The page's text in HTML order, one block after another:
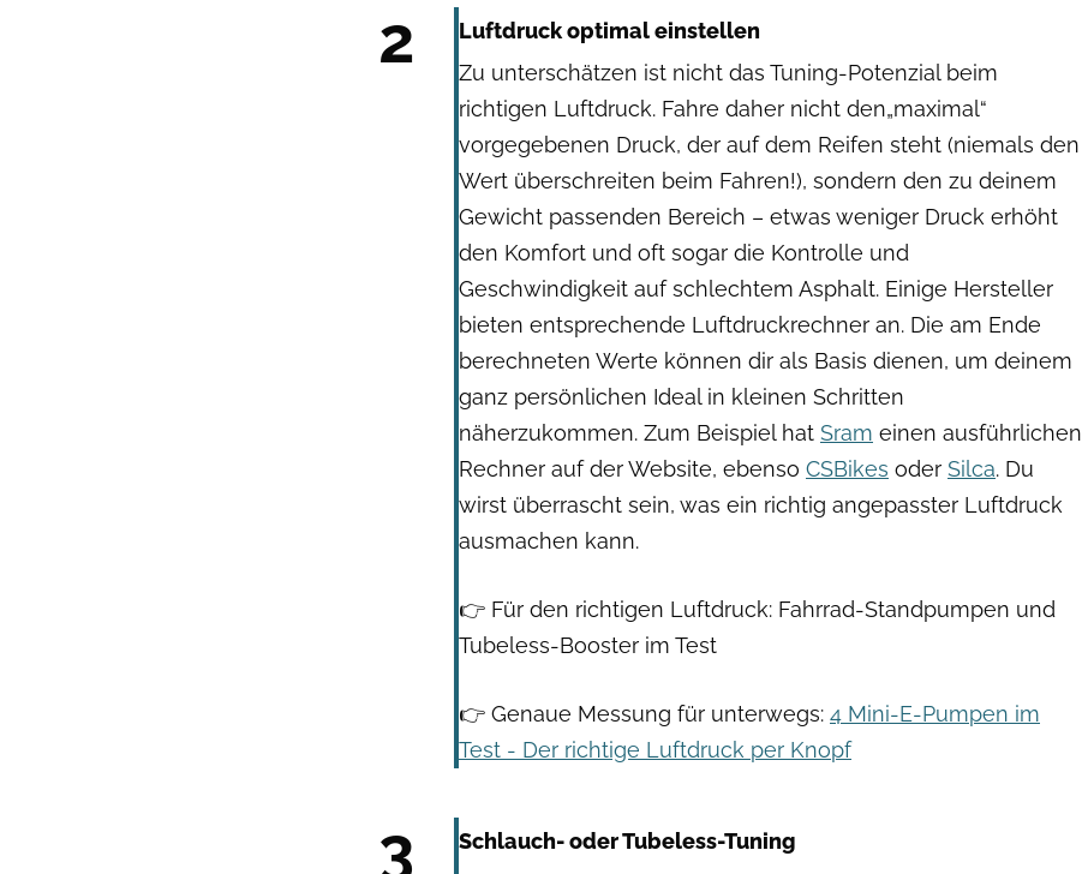
2
Luftdruck optimal einstellen
Zu unterschätzen ist nicht das Tuning-Potenzial beim
richtigen Luftdruck. Fahre daher nicht den„maximal“
vorgegebenen Druck, der auf dem Reifen steht (niemals den
Wert überschreiten beim Fahren!), sondern den zu deinem
Gewicht passenden Bereich – etwas weniger Druck erhöht
den Komfort und oft sogar die Kontrolle und
Geschwindigkeit auf schlechtem Asphalt. Einige Hersteller
bieten entsprechende Luftdruckrechner an. Die am Ende
berechneten Werte können dir als Basis dienen, um deinem
ganz persönlichen Ideal in kleinen Schritten
näherzukommen. Zum Beispiel hat Sram einen ausführlichen
Rechner auf der Website, ebenso CSBikes oder Silca. Du
wirst überrascht sein, was ein richtig angepasster Luftdruck
ausmachen kann.
👉 Für den richtigen Luftdruck: Fahrrad-Standpumpen und
Tubeless-Booster im Test
👉 Genaue Messung für unterwegs: 4 Mini-E-Pumpen im
Test - Der richtige Luftdruck per Knopf
3
Schlauch- oder Tubeless-Tuning